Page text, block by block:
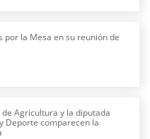
por la Mesa en su reunión de
Agricultura y la diputada
Deporte comparecen la